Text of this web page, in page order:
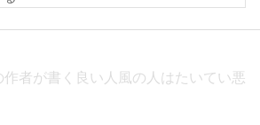
作者が書く良い人風の人はたいてい悪